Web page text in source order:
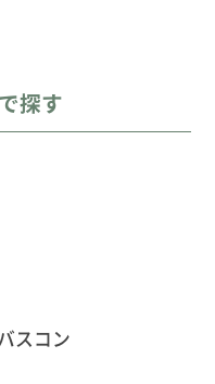
探す
スコン